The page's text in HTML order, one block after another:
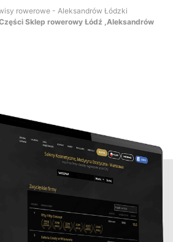
rowerowe - Aleksandrów Łódzki
Sklep rowerowy Łódź ,Aleksandrów